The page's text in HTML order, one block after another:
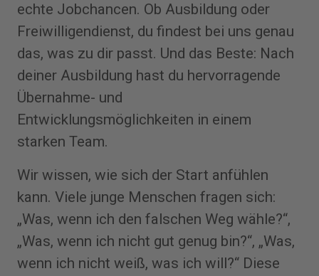
echte Jobchancen. Ob Ausbildung oder
Freiwilligendienst, du findest bei uns genau
das, was zu dir passt. Und das Beste: Nach
deiner Ausbildung hast du hervorragende
Übernahme- und
Entwicklungsmöglichkeiten in einem
starken Team.
Wir wissen, wie sich der Start anfühlen
kann. Viele junge Menschen fragen sich:
„Was, wenn ich den falschen Weg wähle?“,
„Was, wenn ich nicht gut genug bin?“, „Was,
wenn ich nicht weiß, was ich will?“ Diese